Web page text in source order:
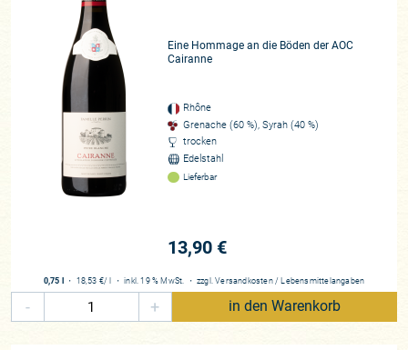
Eine Hommage an die Böden der AOC
Cairanne
Rhône
Grenache (60 %), Syrah (40 %)
trocken
Edelstahl
Lieferbar
13,90 €
0,75 l ・ 18,53 €/ l ・inkl. 19 % MwSt. ・ zzgl.Versandkosten / Lebensmittelangaben
- + in den Warenkorb